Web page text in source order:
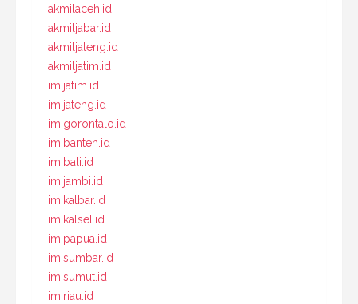
akmilaceh.id
akmiljabar.id
akmiljateng.id
akmiljatim.id
imijatim.id
imijateng.id
imigorontalo.id
imibanten.id
imibali.id
imijambi.id
imikalbar.id
imikalsel.id
imipapua.id
imisumbar.id
imisumut.id
imiriau.id